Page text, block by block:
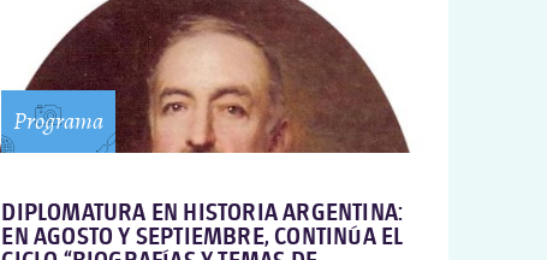
Programa
DIPLOMATURA EN HISTORIA ARGENTINA:
EN AGOSTO Y SEPTIEMBRE, CONTINÚA EL